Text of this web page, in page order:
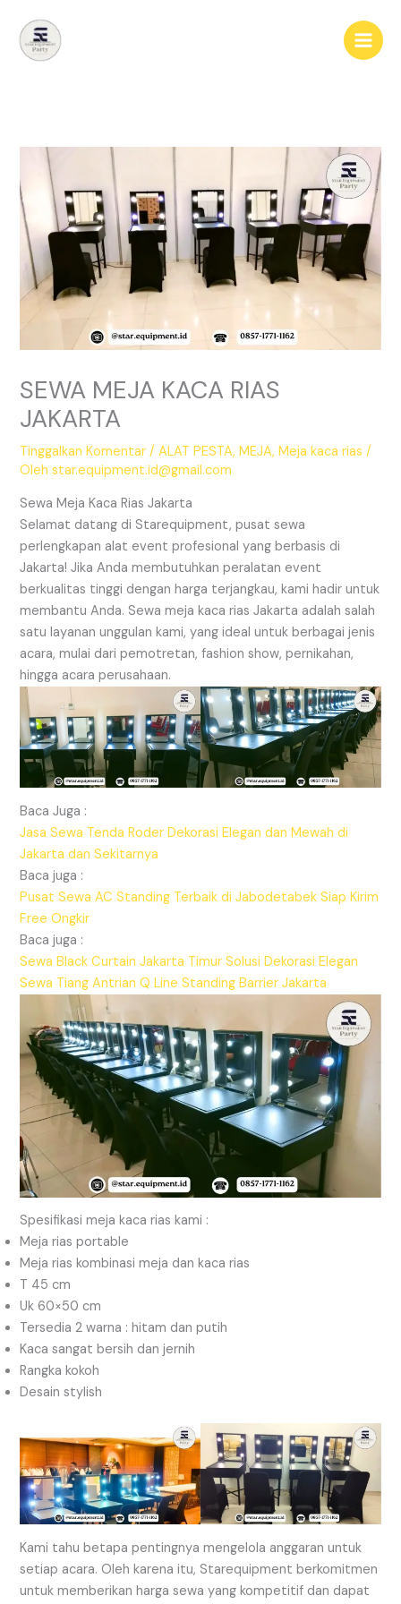
konten
SEWA MEJA KACA RIAS
JAKARTA
Tinggalkan Komentar /ALAT PESTA,MEJA,Meja kaca rias /
Olehstar.equipment.id@gmail.com
Sewa Meja Kaca Rias Jakarta
Selamat datang di Starequipment, pusat sewa
perlengkapan alat event profesional yang berbasis di
Jakarta! Jika Anda membutuhkan peralatan event
berkualitas tinggi dengan harga terjangkau, kami hadir untuk
membantu Anda. Sewa meja kaca rias Jakarta adalah salah
satu layanan unggulan kami, yang ideal untuk berbagai jenis
acara, mulai dari pemotretan, fashion show, pernikahan,
hingga acara perusahaan.
Baca Juga :
Jasa Sewa Tenda Roder Dekorasi Elegan dan Mewah di
Jakarta dan Sekitarnya
Baca juga :
Pusat Sewa AC Standing Terbaik di Jabodetabek Siap Kirim
Free Ongkir
Baca juga :
Sewa Black Curtain Jakarta Timur Solusi Dekorasi Elegan
Sewa Tiang Antrian Q Line Standing Barrier Jakarta
Spesifikasi meja kaca rias kami :
Meja rias portable
Meja rias kombinasi meja dan kaca rias
T 45 cm
Uk 60×50 cm
Tersedia 2 warna : hitam dan putih
Kaca sangat bersih dan jernih
Rangka kokoh
Desain stylish
Kami tahu betapa pentingnya mengelola anggaran untuk
setiap acara. Oleh karena itu, Starequipment berkomitmen
untuk memberikan harga sewa yang kompetitif dan dapat